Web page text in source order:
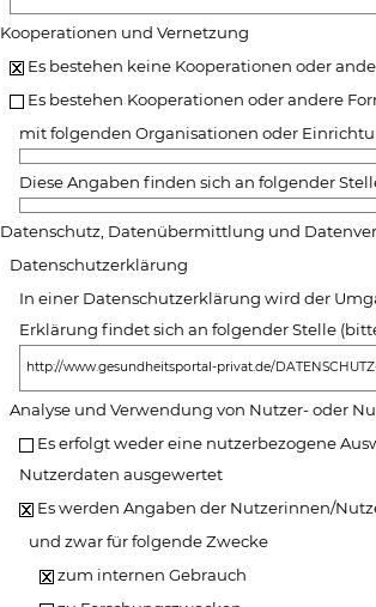
Kooperationen und Vernetzung
Es bestehen keine Kooperationen oder
Es bestehen Kooperationen oder andere
mit folgenden Organisationen oder
Diese Angaben finden sich an folgender
Datenschutz, Datenübermittlung und
Datenschutzerklärung
In einer Datenschutzerklärung wird der
Erklärung findet sich an folgender Stelle
http://www.gesundheitsportal-privat.de/
Analyse und Verwendung von Nutzer- oder
Es erfolgt weder eine nutzerbezogene
Nutzerdaten ausgewertet
Es werden Angaben der Nutzerinnen/
und zwar für folgende Zwecke
zum internen Gebrauch